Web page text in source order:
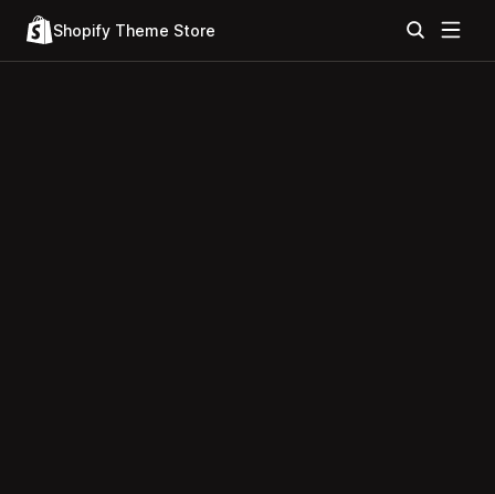
Shopify Theme Store